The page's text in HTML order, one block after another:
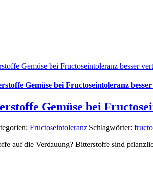
Gemüse bei Fructoseintoleranz besser
Gemüse bei Fructoseintoleranz
Gemüse bei
Fructoseintoleranz|Schlagwörter:
auf die Verdauung? Bitterstoffe sind